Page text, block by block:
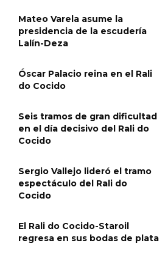
Mateo Varela asume la
presidencia de la escudería
Lalín-Deza
Óscar Palacio reina en el Rali
do Cocido
Seis tramos de gran dificultad
en el día decisivo del Rali do
Cocido
Sergio Vallejo lideró el tramo
espectáculo del Rali do
Cocido
El Rali do Cocido-Staroil
regresa en sus bodas de plata